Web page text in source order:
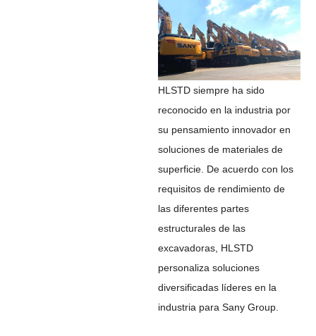
HLSTD siempre ha sido
reconocido en la industria por
su pensamiento innovador en
soluciones de materiales de
superficie. De acuerdo con los
requisitos de rendimiento de
las diferentes partes
estructurales de las
excavadoras, HLSTD
personaliza soluciones
diversificadas líderes en la
industria para Sany Group.